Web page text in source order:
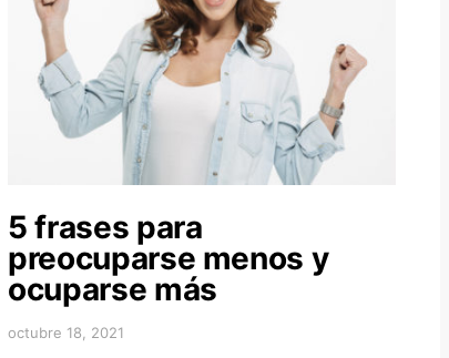
5 frases para
preocuparse menos y
ocuparse más
octubre 18, 2021